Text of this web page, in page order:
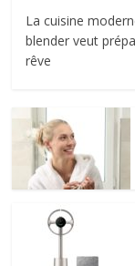
La cuisine
blender veut
rêve